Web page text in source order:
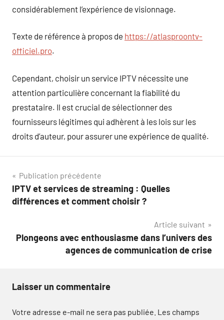
considérablement l’expérience de visionnage.
Texte de référence à propos de https://atlasproontv-
officiel.pro.
Cependant, choisir un service IPTV nécessite une
attention particulière concernant la fiabilité du
prestataire. Il est crucial de sélectionner des
fournisseurs légitimes qui adhèrent à les lois sur les
droits d’auteur, pour assurer une expérience de qualité.
Navigation
de
Publication précédente
IPTV et services de streaming : Quelles
différences et comment choisir ?
Article suivant
Plongeons avec enthousiasme dans l’univers des
agences de communication de crise
Laisser un commentaire
Votre adresse e-mail ne sera pas publiée. Les champs